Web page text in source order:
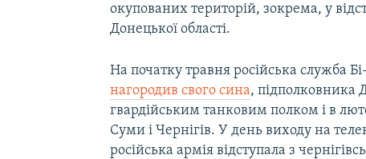
окупованих територій, зокрема, у
Донецької області.
На початку травня російська служба
нагородив свого сина, підполковника
гвардійським танковим полком і в
Суми і Чернігів. У день виходу на
російська армія відступала з